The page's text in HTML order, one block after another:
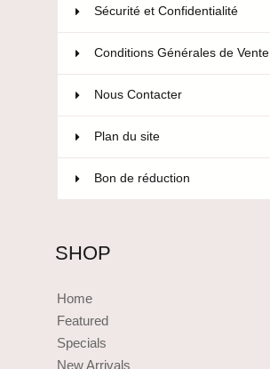
Sécurité et Confidentialité
Conditions Générales de Vente
Nous Contacter
Plan du site
Bon de réduction
SHOP
Home
Featured
Specials
New Arrivals